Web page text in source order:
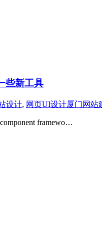
些新工具
设计, 网页UI设计厦门网站
framewo…